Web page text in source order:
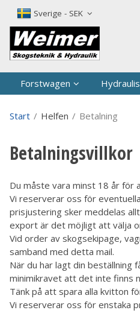
Sverige - SEK
Forstwagen
Start / Helfen / Betalning
Betalningsvillkor
Du måste vara minst 18 år för
Vi reserverar oss för
prisjustering sker meddelas
export är det möjligt att välja
Vid order av skogsekipage,
samband med detta mail.
När du har lagt din beställning
minimikravet att det inte finns
Tänk på att spara alla kvitton
Vi reserverar oss för enstaka